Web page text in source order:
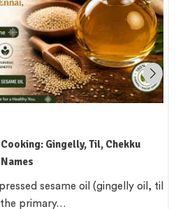
Gingelly, Til, Chekku
sesame oil (gingelly oil, til
the primary…